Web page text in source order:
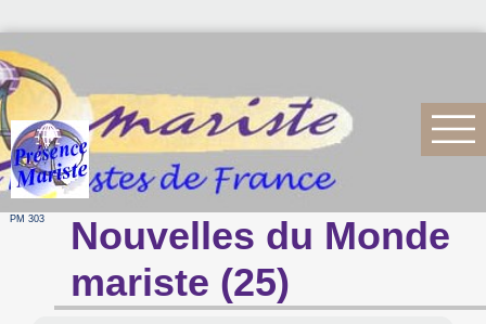
PM 303
Nouvelles du Monde
mariste (25)